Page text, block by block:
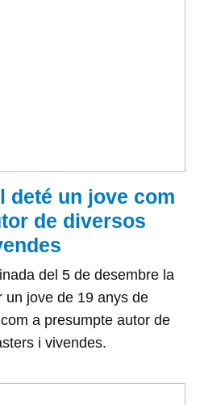
deté un jove com
de diversos
del 5 de desembre la
un jove de 19 anys de
a presumpte autor de
i vivendes.